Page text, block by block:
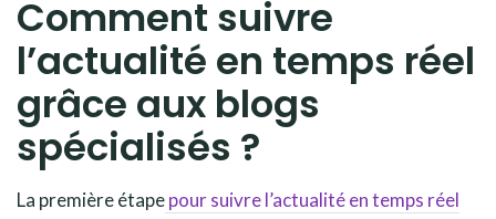
Comment suivre
l’actualité en temps réel
grâce aux blogs
spécialisés ?
La première étapepour suivre l’actualité en temps réel